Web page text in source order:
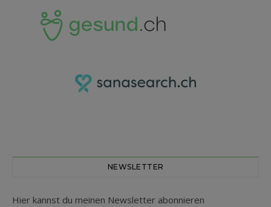
NEWSLETTER
Hier kannst du meinen Newsletter abonnieren